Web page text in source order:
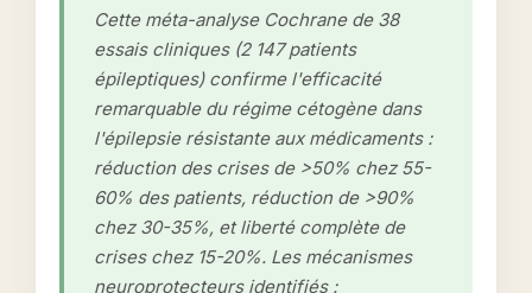
Cette méta-analyse Cochrane de 38
essais cliniques (2 147 patients
épileptiques) confirme l'efficacité
remarquable du régime cétogène dans
l'épilepsie résistante aux médicaments :
réduction des crises de >50% chez 55-
60% des patients, réduction de >90%
chez 30-35%, et liberté complète de
crises chez 15-20%. Les mécanismes
neuroprotecteurs identifiés :